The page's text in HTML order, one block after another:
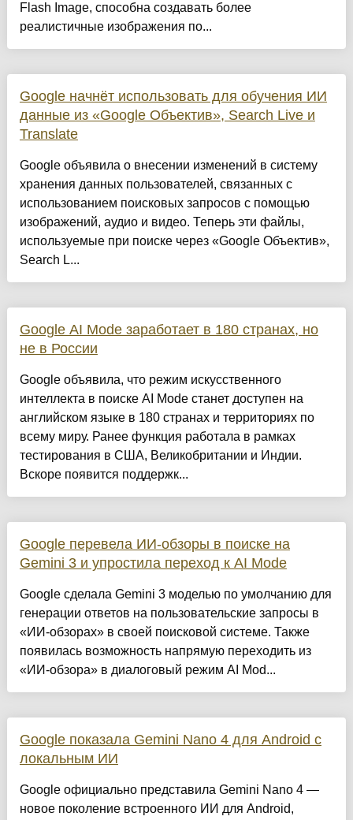
Flash Image, способна создавать более
реалистичные изображения по...
Google начнёт использовать для обучения ИИ
данные из «Google Объектив», Search Live и
Translate
Google объявила о внесении изменений в систему
хранения данных пользователей, связанных с
использованием поисковых запросов с помощью
изображений, аудио и видео. Теперь эти файлы,
используемые при поиске через «Google Объектив»,
Search L...
Google AI Mode заработает в 180 странах, но
не в России
Google объявила, что режим искусственного
интеллекта в поиске AI Mode станет доступен на
английском языке в 180 странах и территориях по
всему миру. Ранее функция работала в рамках
тестирования в США, Великобритании и Индии.
Вскоре появится поддержк...
Google перевела ИИ-обзоры в поиске на
Gemini 3 и упростила переход к AI Mode
Google сделала Gemini 3 моделью по умолчанию для
генерации ответов на пользовательские запросы в
«ИИ-обзорах» в своей поисковой системе. Также
появилась возможность напрямую переходить из
«ИИ-обзора» в диалоговый режим AI Mod...
Google показала Gemini Nano 4 для Android с
локальным ИИ
Google официально представила Gemini Nano 4 —
новое поколение встроенного ИИ для Android,